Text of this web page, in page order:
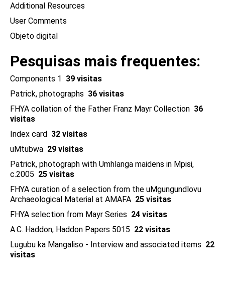
Additional Resources
User Comments
Objeto digital
Pesquisas mais frequentes
Components 1 39 visitas
Patrick, photographs 36 visitas
FHYA collation of the Father Franz Mayr Collection 36
visitas
Index card 32 visitas
uMtubwa 29 visitas
Patrick, photograph with Umhlanga maidens in Mpisi,
c.2005 25 visitas
FHYA curation of a selection from the uMgungundlovu
Archaeological Material at AMAFA 25 visitas
FHYA selection from Mayr Series 24 visitas
A.C. Haddon, Haddon Papers 5015 22 visitas
Lugubu ka Mangaliso - Interview and associated items 22
visitas